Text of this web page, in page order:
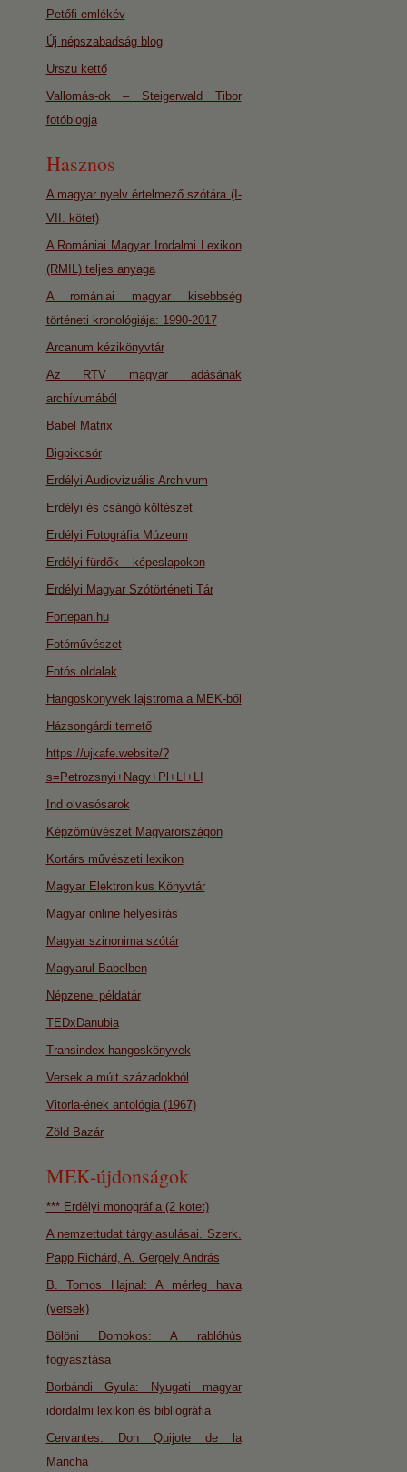
Petőfi-emlékév
Új népszabadság blog
Urszu kettő
Vallomás-ok – Steigerwald Tibor
fotóblogja
Hasznos
A magyar nyelv értelmező szótára (I-
VII. kötet)
A Romániai Magyar Irodalmi Lexikon
(RMIL) teljes anyaga
A romániai magyar kisebbség
történeti kronológiája: 1990-2017
Arcanum kézikönyvtár
Az RTV magyar adásának
archívumából
Babel Matrix
Bigpikcsör
Erdélyi Audiovizuális Archivum
Erdélyi és csángó költészet
Erdélyi Fotográfia Múzeum
Erdélyi fürdők – képeslapokon
Erdélyi Magyar Szótörténeti Tár
Fortepan.hu
Fotóművészet
Fotós oldalak
Hangoskönyvek lajstroma a MEK-ből
Házsongárdi temető
https://ujkafe.website/?
s=Petrozsnyi+Nagy+Pl+LI+LI
Ind olvasósarok
Képzőművészet Magyarországon
Kortárs művészeti lexikon
Magyar Elektronikus Könyvtár
Magyar online helyesírás
Magyar szinonima szótár
Magyarul Babelben
Népzenei példatár
TEDxDanubia
Transindex hangoskönyvek
Versek a múlt századokból
Vitorla-ének antológia (1967)
Zöld Bazár
MEK-újdonságok
*** Erdélyi monográfia (2 kötet)
A nemzettudat tárgyiasulásai. Szerk.
Papp Richárd, A. Gergely András
B. Tomos Hajnal: A mérleg hava
(versek)
Bölöni Domokos: A rablóhús
fogyasztása
Borbándi Gyula: Nyugati magyar
idordalmi lexikon és bibliográfia
Cervantes: Don Quijote de la
Mancha